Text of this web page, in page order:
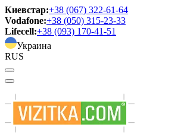
Киевстар:+38 (067) 322-61-64
Vodafone:+38 (050) 315-23-33
Lifecell:+38 (093) 170-41-51
Украина
RUS